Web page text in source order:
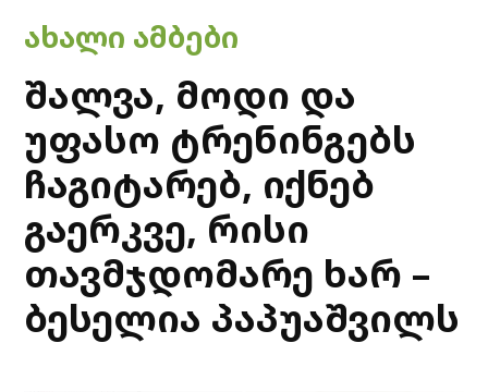
POSTED
IN
ᲐᲮᲐᲚᲘ ᲐᲛᲑᲔᲑᲘ
შალვა, მოდი და
უფასო ტრენინგებს
ჩაგიტარებ, იქნებ
გაერკვე, რისი
თავმჯდომარე ხარ –
ბესელია პაპუაშვილს